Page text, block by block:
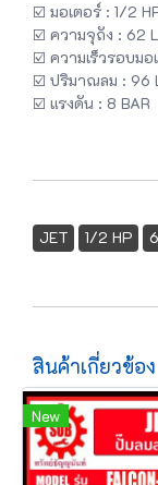
☑️ มอเตอร์ : 1/2
☑️ ความจุถัง : 62 L
☑️ ความเร็วรอบมอ
☑️ ปริมาณลม : 96
☑️ แรงดัน : 8 BAR
JET 1/2 HP
สินค้าเกี่ยวข้อง
New